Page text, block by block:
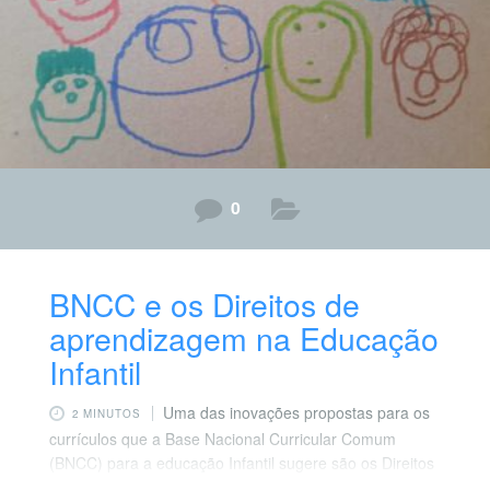
0
BNCC e os Direitos de
aprendizagem na Educação
Infantil
2 MINUTOS
Uma das inovações propostas para os
currículos que a Base Nacional Curricular Comum
(BNCC) para a educação Infantil sugere são os Direitos